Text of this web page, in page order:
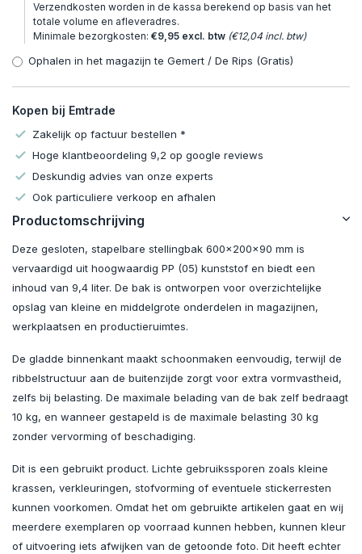
Verzendkosten worden in de kassa berekend op basis van het
totale volume en afleveradres.
Minimale bezorgkosten: €9,95 excl. btw (€12,04 incl. btw)
Ophalen in het magazijn te Gemert / De Rips (Gratis)
Kopen bij Emtrade
Zakelijk op factuur bestellen *
Hoge klantbeoordeling 9,2 op google reviews
Deskundig advies van onze experts
Ook particuliere verkoop en afhalen
Productomschrijving
Deze gesloten, stapelbare stellingbak 600x200x90 mm is
vervaardigd uit hoogwaardig PP (05) kunststof en biedt een
inhoud van 9,4 liter. De bak is ontworpen voor overzichtelijke
opslag van kleine en middelgrote onderdelen in magazijnen,
werkplaatsen en productieruimtes.
De gladde binnenkant maakt schoonmaken eenvoudig, terwijl de
ribbelstructuur aan de buitenzijde zorgt voor extra vormvastheid,
zelfs bij belasting. De maximale belading van de bak zelf bedraagt
10 kg, en wanneer gestapeld is de maximale belasting 30 kg
zonder vervorming of beschadiging.
Dit is een gebruikt product. Lichte gebruikssporen zoals kleine
krassen, verkleuringen, stofvorming of eventuele stickerresten
kunnen voorkomen. Omdat het om gebruikte artikelen gaat en wij
meerdere exemplaren op voorraad kunnen hebben, kunnen kleur
of uitvoering iets afwijken van de getoonde foto. Dit heeft echter